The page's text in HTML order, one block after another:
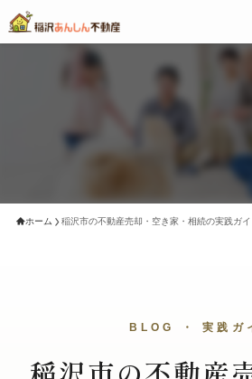
ホーム 稲沢市の不動産売却・空き家・相続の実践ガイ
BLOG ・ 実践ガ